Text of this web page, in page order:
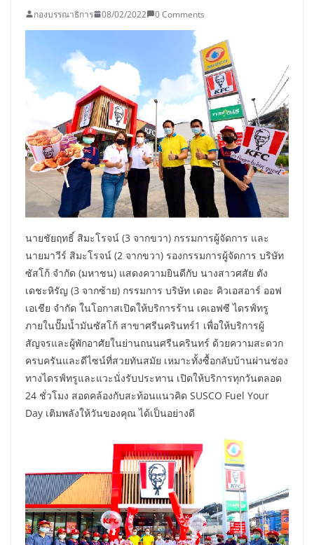
กองบรรณาธิการ 08/02/2022 0 Comments
นายชัยฤทธิ์ สิมะโรจน์ (3 จากขวา) กรรมการผู้จัดการ และ
นายมาวีร์ สิมะโรจน์ (2 จากขวา) รองกรรมการผู้จัดการ บริษัท
ซัสโก้ จำกัด (มหาชน) แสดงความยินดีกับ นางสาวศสัย ตัง
เดชะหิรัญ (3 จากซ้าย) กรรมการ บริษัท เดอะ คิวเอสอาร์ ออฟ
เอเชีย จำกัด ในโอกาสเปิดให้บริการร้าน เคเอฟซี ไดรฟ์ทรู
ภายในปั๊มน้ำมันซัสโก้ สาขาศรีนครินทร์1 เพื่อให้บริการผู้
สัญจรและผู้พักอาศัยในย่านถนนศรีนครินทร์ ด้วยความสะดวก
ครบครันและดีไซน์ที่สวยทันสมัย เหมาะทั้งซื้อกลับบ้านผ่านช่อง
ทางไดรฟ์ทรูและแวะนั่งรับประทาน เปิดให้บริการทุกวันตลอด
24 ชั่วโมง สอดคล้องกับสะท้อนแนวคิด SUSCO Fuel Your
Day เติมพลังให้วันของคุณ ได้เป็นอย่างดี